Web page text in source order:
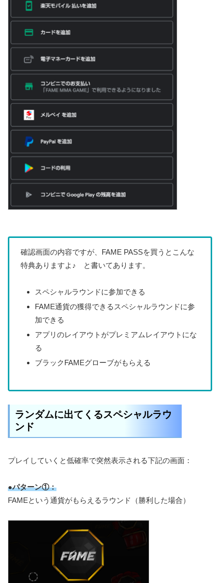
確認画面の内容ですが、FAME PASSを買うとこんな
特典ありますよ♪ と書いてあります。
スペシャルラウンドに参加できる
FAME通貨の獲得できるスペシャルラウンドに参
加できる
アプリのレイアウトがプレミアムレイアウトにな
る
ブラックFAMEグローブがもらえる
ランダムに出てくるスペシャルラウ
ンド
プレイしていくと低確率で突然表示される下記の画面：
●パターン①：
FAMEという通貨がもらえるラウンド（勝利した場合）